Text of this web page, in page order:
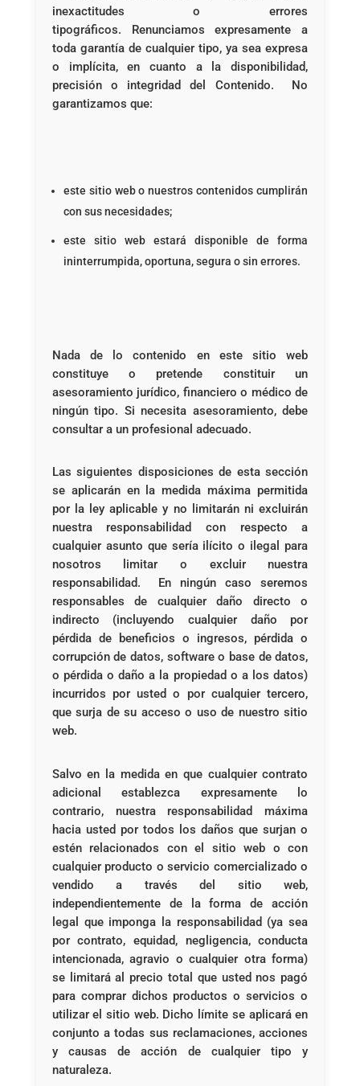
inexactitudes o errores
tipográficos. Renunciamos expresamente a
toda garantía de cualquier tipo, ya sea expresa
o implícita, en cuanto a la disponibilidad,
precisión o integridad del Contenido. No
garantizamos que:
este sitio web o nuestros contenidos cumplirán
con sus necesidades;
este sitio web estará disponible de forma
ininterrumpida, oportuna, segura o sin errores.
Nada de lo contenido en este sitio web
constituye o pretende constituir un
asesoramiento jurídico, financiero o médico de
ningún tipo. Si necesita asesoramiento, debe
consultar a un profesional adecuado.
Las siguientes disposiciones de esta sección
se aplicarán en la medida máxima permitida
por la ley aplicable y no limitarán ni excluirán
nuestra responsabilidad con respecto a
cualquier asunto que sería ilícito o ilegal para
nosotros limitar o excluir nuestra
responsabilidad. En ningún caso seremos
responsables de cualquier daño directo o
indirecto (incluyendo cualquier daño por
pérdida de beneficios o ingresos, pérdida o
corrupción de datos, software o base de datos,
o pérdida o daño a la propiedad o a los datos)
incurridos por usted o por cualquier tercero,
que surja de su acceso o uso de nuestro sitio
web.
Salvo en la medida en que cualquier contrato
adicional establezca expresamente lo
contrario, nuestra responsabilidad máxima
hacia usted por todos los daños que surjan o
estén relacionados con el sitio web o con
cualquier producto o servicio comercializado o
vendido a través del sitio web,
independientemente de la forma de acción
legal que imponga la responsabilidad (ya sea
por contrato, equidad, negligencia, conducta
intencionada, agravio o cualquier otra forma)
se limitará al precio total que usted nos pagó
para comprar dichos productos o servicios o
utilizar el sitio web. Dicho límite se aplicará en
conjunto a todas sus reclamaciones, acciones
y causas de acción de cualquier tipo y
naturaleza.